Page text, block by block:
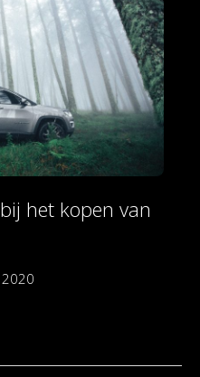
het kopen van